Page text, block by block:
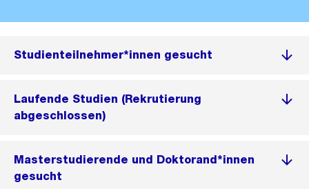
Studienteilnehmer*innen gesucht
Laufende Studien (Rekrutierung
abgeschlossen)
Masterstudierende und Doktorand*innen
gesucht